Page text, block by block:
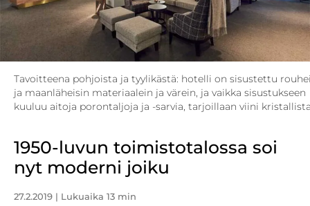
Tavoitteena pohjoista ja tyylikästä: hotelli on sisustettu
ja maanläheisin materiaalein ja värein, ja vaikka sisustukseen
kuuluu aitoja porontaljoja ja -sarvia, tarjoillaan viini
1950-luvun toimistotalossa soi
nyt moderni joiku
27.2.2019 | Lukuaika 13 min